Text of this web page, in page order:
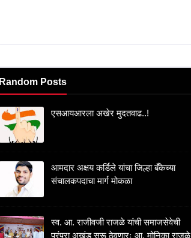
Random Posts
एसआयआरला अखेर मुदतवाढ..!
आमदार अक्षय कर्डिले यांचा जिल्हा बँकेच्या
संचालकपदाचा मार्ग मोकळा
स्व. आ. राजीवजी राजळे यांची समाजसेवेची
परंपरा अखंड सुरू ठेवणारः आ. मोनिका राजळे